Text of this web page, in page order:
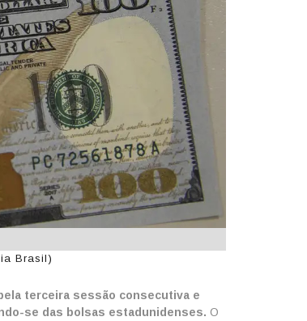
Brasil)
terceira sessão consecutiva e
se das bolsas estadunidenses. O